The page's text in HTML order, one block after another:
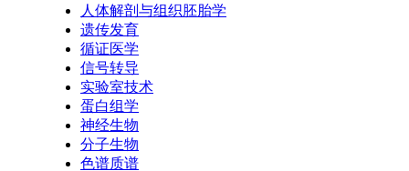
人体解剖与组织胚胎学
遗传发育
循证医学
信号转导
实验室技术
蛋白组学
神经生物
分子生物
色谱质谱